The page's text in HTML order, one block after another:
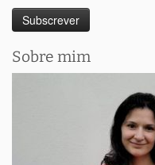
Sobre mim